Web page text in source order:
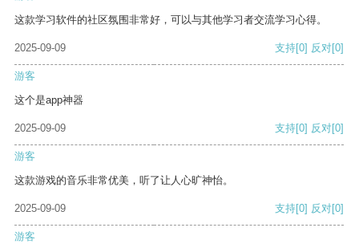
这款学习软件的社区氛围非常好，可以与其他学习者交流学习心得。
2025-09-09 支持[0] 反对[0]
游客
这个是app神器
2025-09-09 支持[0] 反对[0]
游客
这款游戏的音乐非常优美，听了让人心旷神怡。
2025-09-09 支持[0] 反对[0]
游客